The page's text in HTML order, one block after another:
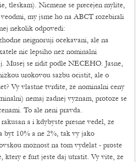
tleskam). Nicmene se precejen mylite,
my jsme ho na ABCT rozebirali
nekolik odpovedi:
neignoruji ocekavani, ale na
nic lepsiho nez nominalni
Musej se ridit podle NECEHO. Jasne,
urokovou sazbu ocistit, ale o
Vy vlastne tvrdite, ze nominalni ceny
nemaj zadnej vyznam, protoze se
To ale neni pravda.
a i kdybyste presne vedel, ze
byt 10% a ne 2%, tak vy jako
moznost na tom vydelat - proste
ktery e furt jeste daj utratit. Vy vite, ze